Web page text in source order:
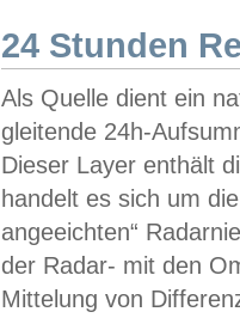
24 Stunden
Als Quelle dient ein
gleitende 24h-
Dieser Layer enthält
handelt es sich um
angeeichten“
der Radar- mit den
Mittelung von